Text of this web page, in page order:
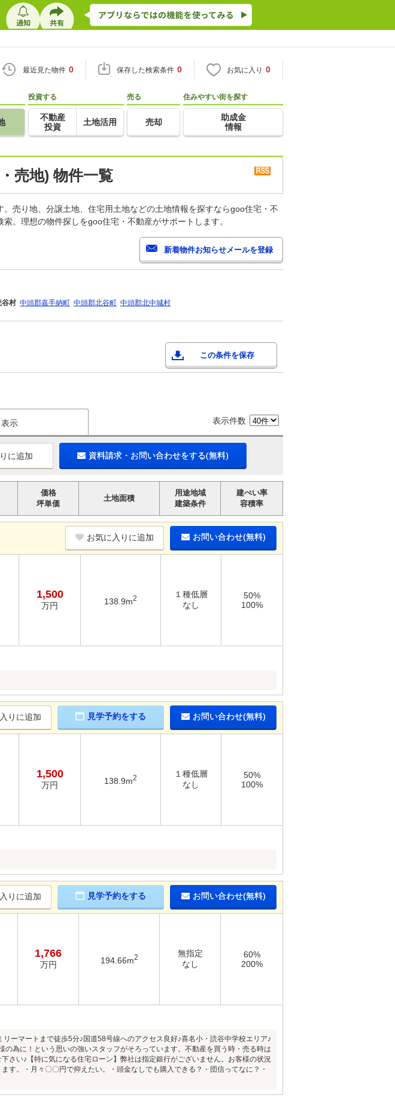
最近見た物件 0 保存した検索条件 0 お気に入り 0
投資する
不動産
投資
土地活用
売る
売却
住みやすい街を探す
助成金
情報
売地) 物件一覧
売り地、分譲土地、住宅用土地などの土地情報を探すならgoo住宅・不
。理想の物件探しをgoo住宅・不動産がサポートします。
谷村 中頭郡嘉手納町 中頭郡北谷町 中頭郡北中城村
この条件を保存
示 表示件数
に追加 資料請求・お問い合わせをする(無料)
価格
坪単価
土地面積
用途地域
建築条件
建ぺい率
容積率
お気に入りに追加 お問い合わせ(無料)
1,500
万円 138.9m2
１種低層
なし
50%
100%
りに追加 見学予約をする お問い合わせ(無料)
1,500
万円 138.9m2
１種低層
なし
50%
100%
りに追加 見学予約をする お問い合わせ(無料)
1,766
万円 194.66m2
無指定
なし
60%
200%
ーマートまで徒歩5分♪国道58号線へのアクセス良好♪喜名小・読谷中学校エリア♪
為に！という思いの強いスタッフがそろっています。不動産を買う時・売る時は
さい♪【特に気になる住宅ローン】弊社は指定銀行がございません。お客様の状況
す。・月々〇〇円で抑えたい。・頭金なしでも購入できる？・団信ってなに？・